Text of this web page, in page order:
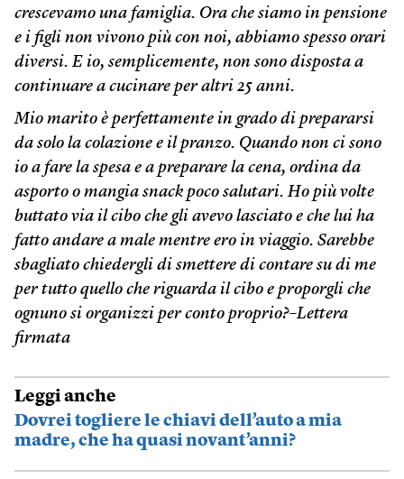
crescevamo una famiglia. Ora che siamo in pensione
e i figli non vivono più con noi, abbiamo spesso orari
diversi. E io, semplicemente, non sono disposta a
continuare a cucinare per altri 25 anni.
Mio marito è perfettamente in grado di prepararsi
da solo la colazione e il pranzo. Quando non ci sono
io a fare la spesa e a preparare la cena, ordina da
asporto o mangia snack poco salutari. Ho più volte
buttato via il cibo che gli avevo lasciato e che lui ha
fatto andare a male mentre ero in viaggio. Sarebbe
sbagliato chiedergli di smettere di contare su di me
per tutto quello che riguarda il cibo e proporgli che
ognuno si organizzi per conto proprio?–Lettera
firmata
Leggi anche
Dovrei togliere le chiavi dell’auto a mia
madre, che ha quasi novant’anni?